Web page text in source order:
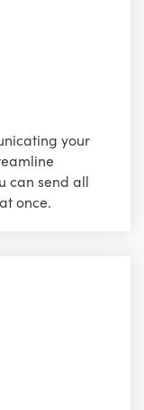
your
can send all
once.